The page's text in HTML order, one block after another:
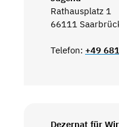
Rathausplatz 1
66111
Telefon: +49
Dezernat für